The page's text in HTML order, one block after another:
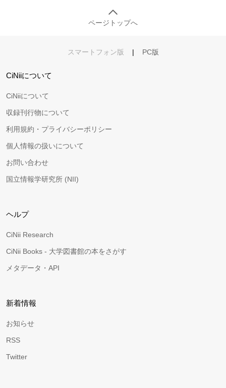
ページトップへ
スマートフォン版 | PC版
CiNiiについて
CiNiiについて
収録刊行物について
利用規約・プライバシーポリシー
個人情報の扱いについて
お問い合わせ
国立情報学研究所 (NII)
ヘルプ
CiNii Research
CiNii Books - 大学図書館の本をさがす
メタデータ・API
新着情報
お知らせ
RSS
Twitter